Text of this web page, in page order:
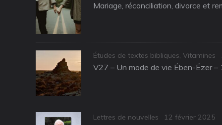
Mariage, réconciliation, divorce et
Categories
Études de textes bibliques,Vitamines
V27 – Un mode de vie Ében-Ézer –
Categories
Lettres de nouvelles
Posted
12 février 2025